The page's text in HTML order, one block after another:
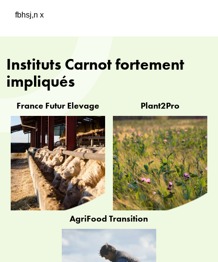
fbhsj,n x
Instituts Carnot fortement
impliqués
France Futur Élevage Plant2Pro
AgriFood Transition